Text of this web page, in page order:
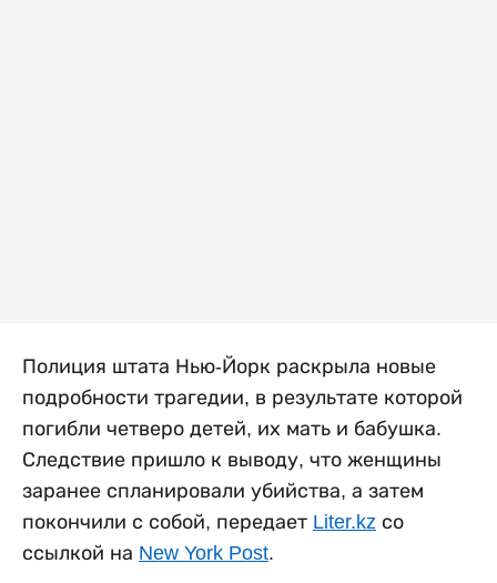
Полиция штата Нью-Йорк раскрыла новые
подробности трагедии, в результате которой
погибли четверо детей, их мать и бабушка.
Следствие пришло к выводу, что женщины
заранее спланировали убийства, а затем
покончили с собой, передает Liter.kz со
ссылкой на New York Post.